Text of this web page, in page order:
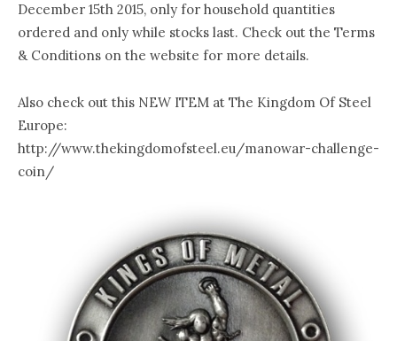
December 15th 2015, only for household quantities
ordered and only while stocks last. Check out the Terms
& Conditions on the website for more details.
Also check out this NEW ITEM at The Kingdom Of Steel
Europe:
http://www.thekingdomofsteel.eu/manowar-challenge-
coin/